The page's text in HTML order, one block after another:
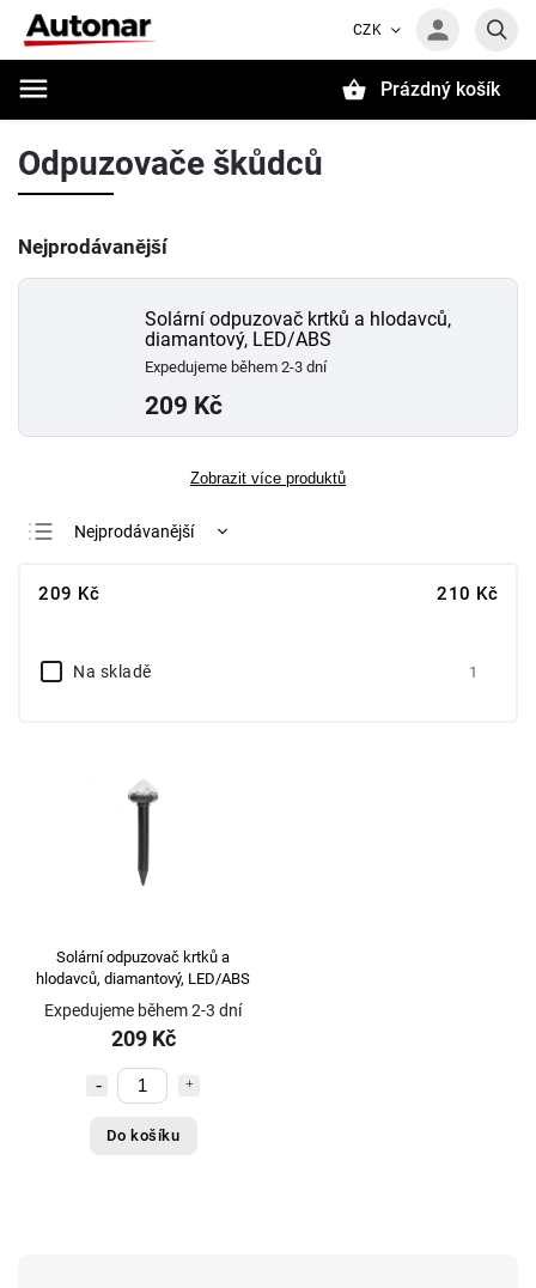
CZK
Prázdný košík
Odpuzovače škůdců
Nejprodávanější
Solární odpuzovač krtků a hlodavců,
diamantový, LED/ABS
Expedujeme během 2-3 dní
209 Kč
Zobrazit více produktů
Nejprodávanější
209 Kč 210 Kč
Na skladě 1
Solární odpuzovač krtků a
hlodavců, diamantový, LED/ABS
Expedujeme během 2-3 dní
209 Kč
Do košíku